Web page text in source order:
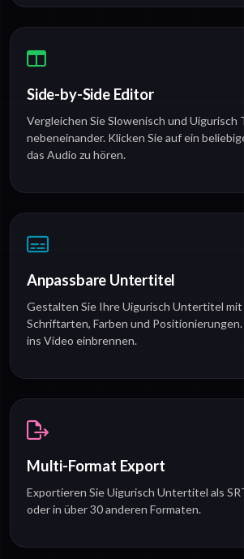
Side-by-Side Editor
Vergleichen Sie Slowenisch und Uigurisch
nebeneinander. Klicken Sie auf ein
das Audio zu hören.
Anpassbare Untertitel
Gestalten Sie Ihre Uigurisch Untertitel mit
Schriftarten, Farben und
ins Video einbrennen.
Multi-Format Export
Exportieren Sie Uigurisch Untertitel als
oder in über 30 anderen Formaten.